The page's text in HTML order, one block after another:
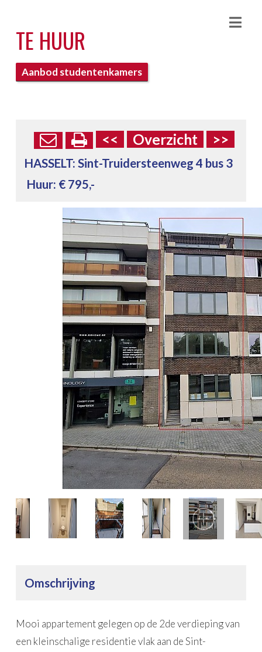
TE HUUR
Aanbod studentenkamers
<< Overzicht >>
HASSELT: Sint-Truidersteenweg 4 bus 3
Huur: € 795,-
Omschrijving
Mooi appartement gelegen op de 2de verdieping van
een kleinschalige residentie vlak aan de Sint-